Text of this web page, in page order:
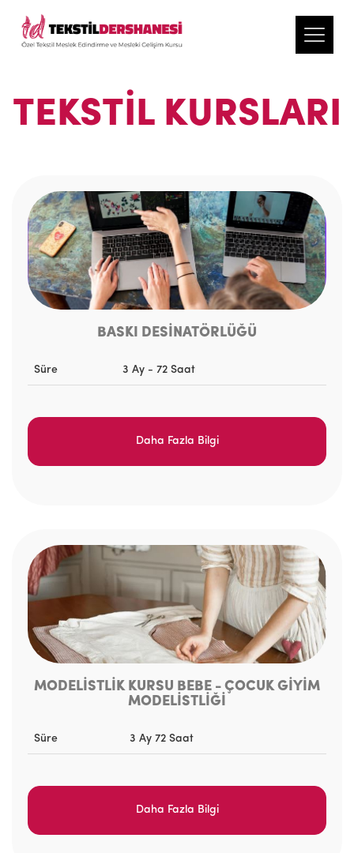
TEKSTIL KURSLARI
BASKI DESİNATÖRLÜĞÜ
Süre 3 Ay - 72 Saat
Daha Fazla Bilgi
MODELİSTLİK KURSU BEBE - ÇOCUK GİYİM
MODELİSTLİĞİ
Süre 3 Ay 72 Saat
Daha Fazla Bilgi